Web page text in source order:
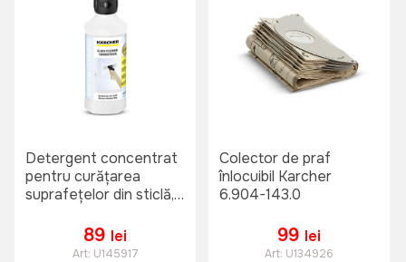
Detergent concentrat
pentru curățarea
suprafețelor din sticlă,
772.0 RM 500*
89 lei
Art: U145917
Colector de praf
înlocuibil Karcher
6.904-143.0
99 lei
Art: U134926